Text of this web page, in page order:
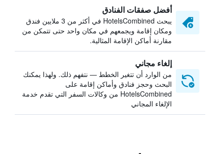
أفضل صفقات الفنادق
يبحث HotelsCombined في أكثر من 3 ملايين فندق
ومكان إقامة ويجمعهم في مكان واحد حتى تتمكن من
مقارنة أماكن الإقامة المثالية.
إلغاء مجاني
من الوارد أن تتغير الخطط — نتفهم ذلك. ولهذا يمكنك
البحث وحجز فنادق وأماكن إقامة على
HotelsCombined من وكالات السفر التي تقدم خدمة
الإلغاء المجاني